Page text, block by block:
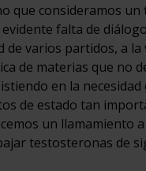
que consideramos
falta de
de varios partidos, a la
de materias que no
en la necesidad
de estado tan
un llamamiento
testosteronas de